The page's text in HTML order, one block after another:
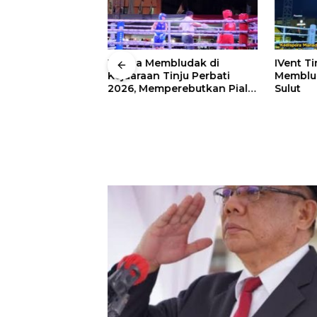
Warga Membludak di
Kejuaraan Tinju Perbati
2026, Memperebutkan Piala
IVent
Sulut